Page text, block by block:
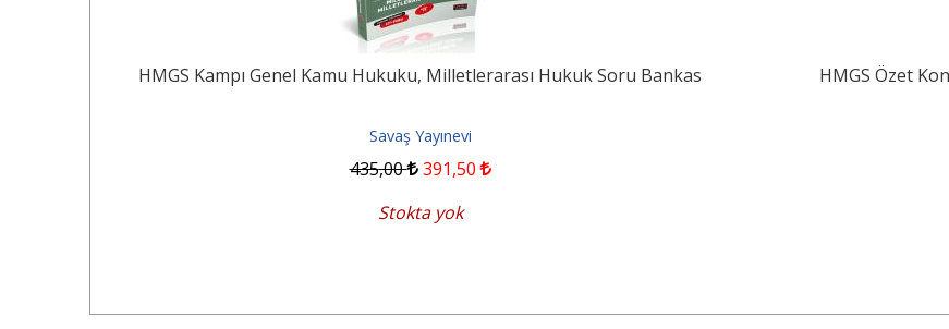
HMGS Kampı Genel Kamu Hukuku, Milletlerarası Hukuk Soru Bankas
Savaş Yayınevi
435,00 391,50
Stokta yok
HMGS Özet